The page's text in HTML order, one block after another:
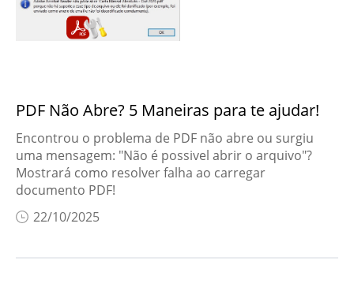
Dicas de voz
PDF Não Abre? 5 Maneiras para te ajudar!
Encontrou o problema de PDF não abre ou surgiu
uma mensagem: "Não é possivel abrir o arquivo"?
Mostrará como resolver falha ao carregar
documento PDF!
22/10/2025